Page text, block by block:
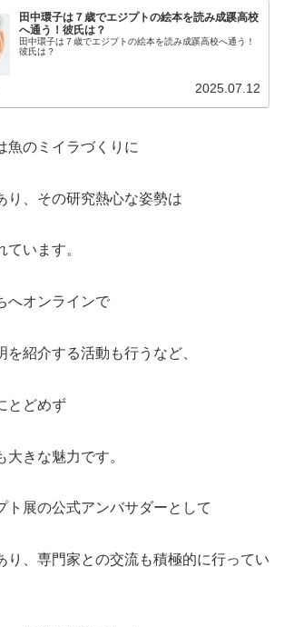
田中環子は７歳でエジプトの絵本を読み成蹊高校
へ通う！彼氏は？
田中環子は７歳でエジプトの絵本を読み成蹊高校へ通う！
彼氏は？
2025.07.12
魚のミイラづくりに
り、その研究熱心な姿勢は
います。
へオンラインで
を紹介する活動も行うなど、
とどめず
きな魅力です。
ト展の公式アンバサダーとして
り、専門家との交流も積極的に行ってい